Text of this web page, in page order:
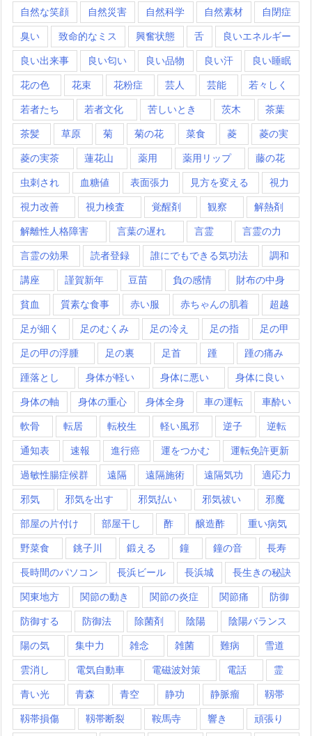
自然な笑顔 自然災害 自然科学 自然素材 自閉症
臭い 致命的なミス 興奮状態 舌 良いエネルギー
良い出来事 良い匂い 良い品物 良い汗 良い睡眠
花の色 花束 花粉症 芸人 芸能 若々しく
若者たち 若者文化 苦しいとき 茨木 茶葉
茶髪 草原 菊 菊の花 菜食 菱 菱の実
菱の実茶 蓮花山 薬用 薬用リップ 藤の花
虫刺され 血糖値 表面張力 見方を変える 視力
視力改善 視力検査 覚醒剤 観察 解熱剤
解離性人格障害 言葉の遅れ 言霊 言霊の力
言霊の効果 読者登録 誰にでもできる気功法 調和
講座 謹賀新年 豆苗 負の感情 財布の中身
貧血 質素な食事 赤い服 赤ちゃんの肌着 超越
足が細く 足のむくみ 足の冷え 足の指 足の甲
足の甲の浮腫 足の裏 足首 踵 踵の痛み
踵落とし 身体が軽い 身体に悪い 身体に良い
身体の軸 身体の重心 身体全身 車の運転 車酔い
軟骨 転居 転校生 軽い風邪 逆子 逆転
通知表 速報 進行癌 運をつかむ 運転免許更新
過敏性腸症候群 遠隔 遠隔施術 遠隔気功 適応力
邪気 邪気を出す 邪気払い 邪気祓い 邪魔
部屋の片付け 部屋干し 酢 醸造酢 重い病気
野菜食 銚子川 鍛える 鐘 鐘の音 長寿
長時間のパソコン 長浜ビール 長浜城 長生きの秘訣
関東地方 関節の動き 関節の炎症 関節痛 防御
防御する 防御法 除菌剤 陰陽 陰陽バランス
陽の気 集中力 雑念 雑菌 難病 雪道
雲消し 電気自動車 電磁波対策 電話 霊
青い光 青森 青空 静功 静脈瘤 靱帯
靱帯損傷 靱帯断裂 鞍馬寺 響き 頑張り